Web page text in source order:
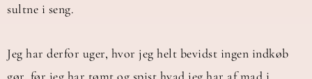
sultne i seng.
Jeg har derfor uger, hvor jeg helt bevidst ingen indkøb